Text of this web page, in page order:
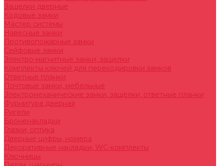
Защелки дверные
Кодовые замки
Мастер системы
Навесные замки
Противопожарные замки
Сейфовые замки
Электро-магнитные замки, защелки
Комплекты ключей для перекодировки замков
Ответные планки
Почтовые замки, мебельные
Электромеханические замки, защелки, ответные планки
Фурнитура дверная
Ригели
Броненакладки
Глазки, оптика
Дверные цифры, номера
Декоративные накладки, WC-комплекты
Ключницы